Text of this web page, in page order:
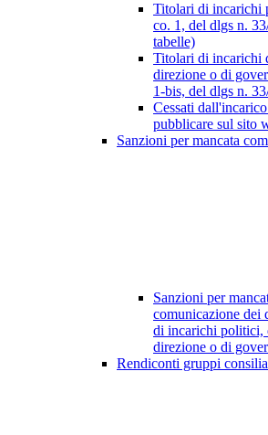
Titolari di incarichi
co. 1, del dlgs n.
tabelle)
Titolari di incarichi
direzione o di
1-bis, del dlgs n.
Cessati
pubblicare sul sito
Sanzioni per mancata
Sanzioni per
comunicazione dei
di incarichi politici,
direzione o di
Rendiconti gruppi